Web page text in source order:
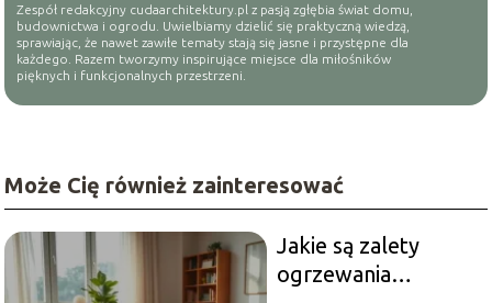
Zespół redakcyjny cudaarchitektury.pl z pasją zgłębia świat domu,
budownictwa i ogrodu. Uwielbiamy dzielić się praktyczną wiedzą,
sprawiając, że nawet zawiłe tematy stają się jasne i przystępne dla
każdego. Razem tworzymy inspirujące miejsce dla miłośników
pięknych i funkcjonalnych przestrzeni.
Może Cię również zainteresować
Jakie są zalety
ogrzewania